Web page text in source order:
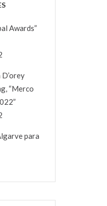
Awards”
“Merco
para